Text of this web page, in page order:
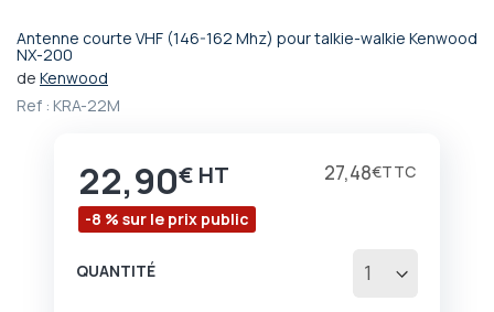
Antenne courte VHF (146-162 Mhz) pour talkie-walkie Kenwood
NX-200
de Kenwood
Ref : KRA-22M
Prix
22,90€ 27,48€
-8 % sur le prix public
QUANTITÉ
Passer
au
de
d’images